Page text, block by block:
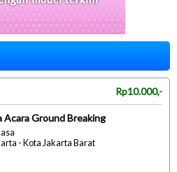
Rp10.000,-
Acara Ground Breaking
- Kota Jakarta Barat